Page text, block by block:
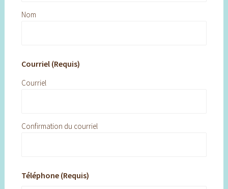
Nom
Courriel (Requis)
Courriel
Confirmation du courriel
Téléphone (Requis)